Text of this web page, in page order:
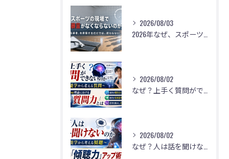
2026/08/03
2026/08/02
2026/08/02